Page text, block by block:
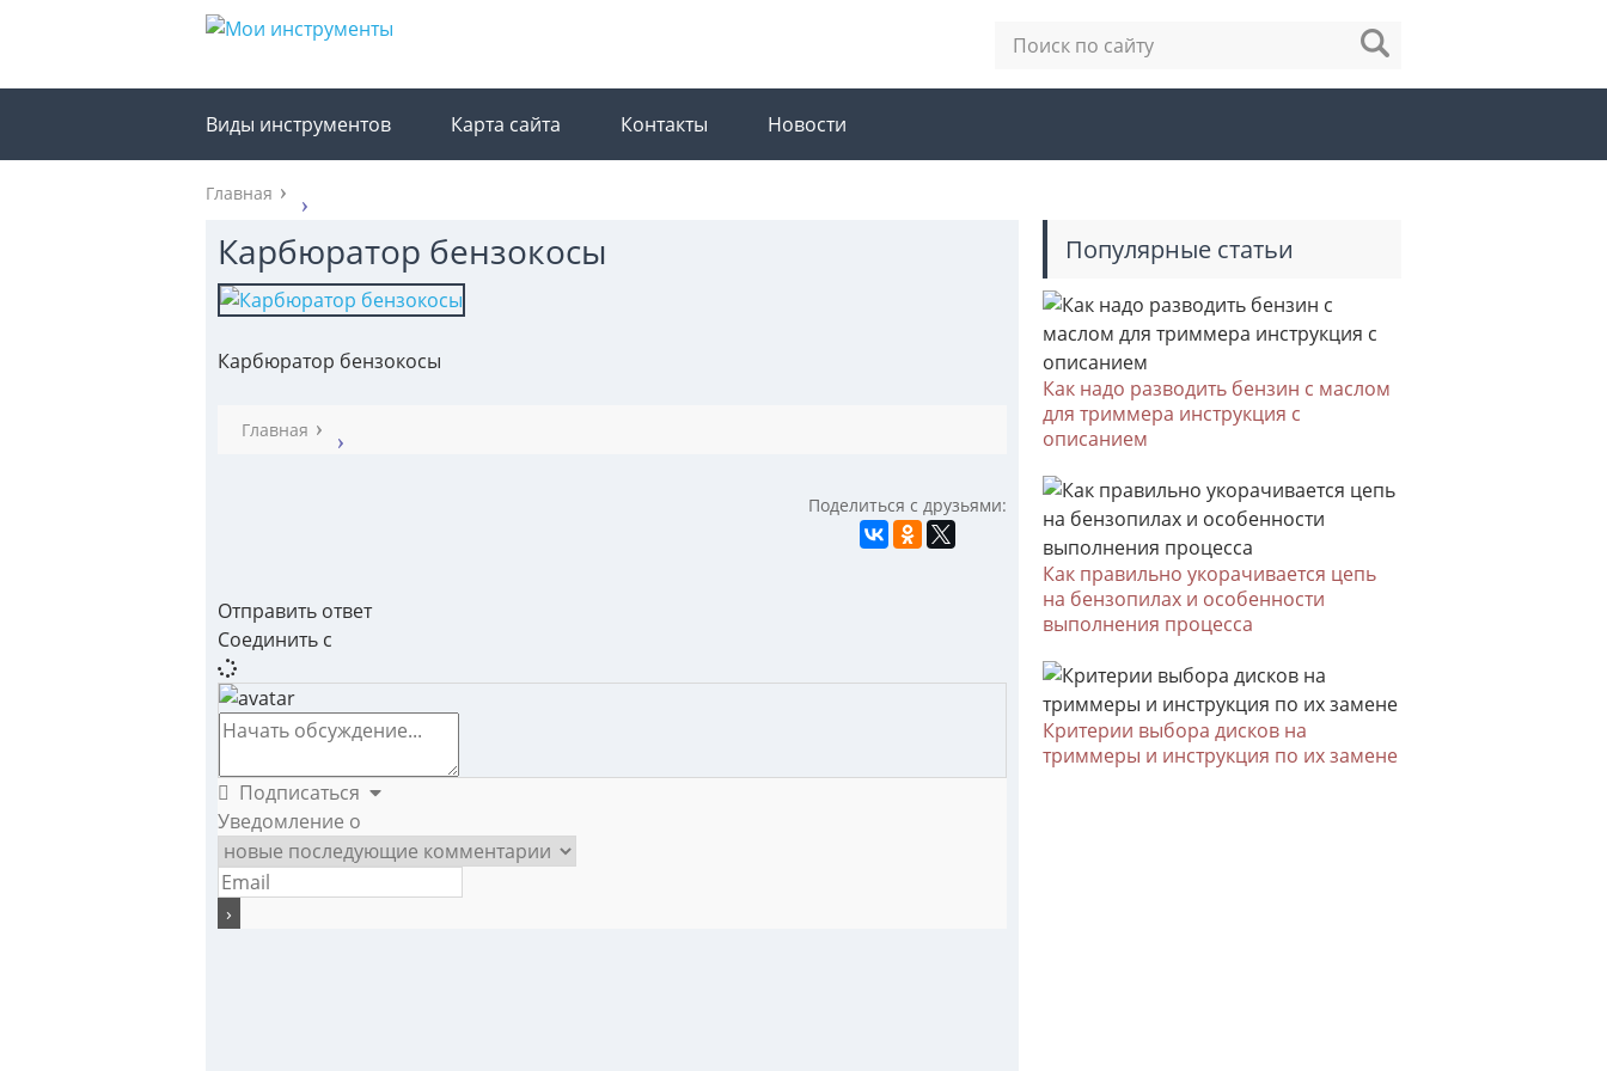
Виды инструментов Карта сайта Контакты Новости
Главная
Карбюратор бензокосы
Карбюратор бензокосы
Главная
Поделиться с друзьями:
Отправить ответ
Соединить с
Подписаться
Уведомление о
Популярные статьи
Как надо разводить бензин с маслом
для триммера инструкция с
описанием
Как правильно укорачивается цепь
на бензопилах и особенности
выполнения процесса
Критерии выбора дисков на
триммеры и инструкция по их замене